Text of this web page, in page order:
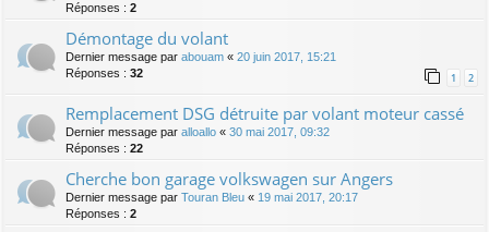
Réponses : 2
Démontage du volant
Dernier message par abouam « 20 juin 2017, 15:21
Réponses : 32 1 2
Remplacement DSG détruite par volant moteur cassé
Dernier message par alloallo « 30 mai 2017, 09:32
Réponses : 22
Cherche bon garage volkswagen sur Angers
Dernier message par Touran Bleu « 19 mai 2017, 20:17
Réponses : 2